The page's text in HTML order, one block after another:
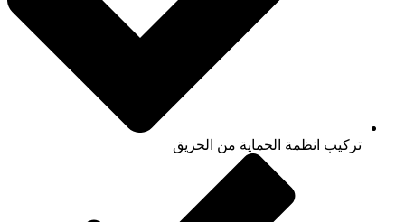
تركيب انظمة الحماية من الحريق